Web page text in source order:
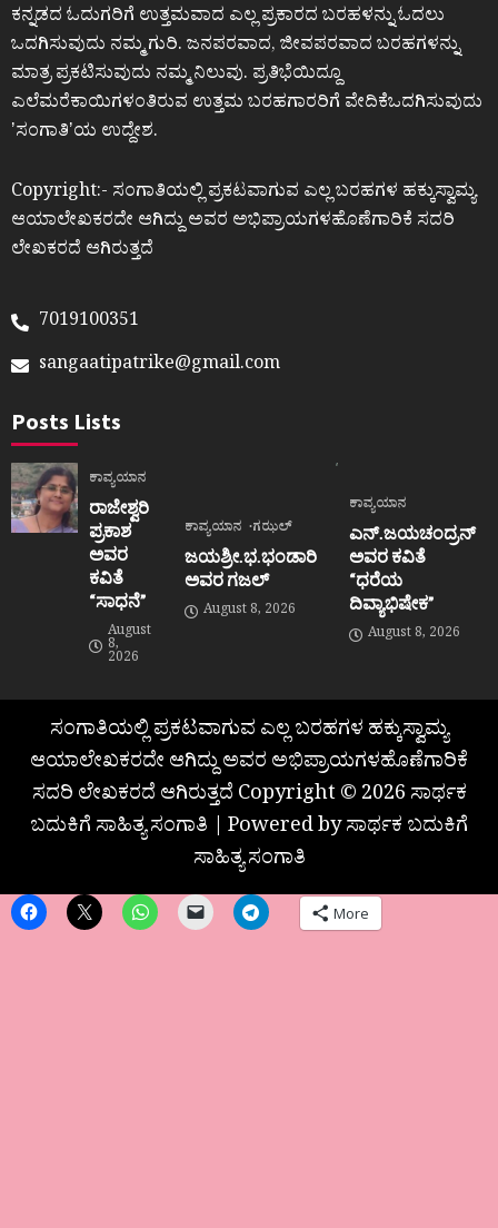
ಕನ್ನಡದ ಓದುಗರಿಗೆ ಉತ್ತಮವಾದ ಎಲ್ಲ ಪ್ರಕಾರದ ಬರಹಳನ್ನು ಓದಲು
ಒದಗಿಸುವುದು ನಮ್ಮ ಗುರಿ. ಜನಪರವಾದ, ಜೀವಪರವಾದ ಬರಹಗಳನ್ನು
ಮಾತ್ರ ಪ್ರಕಟಿಸುವುದು ನಮ್ಮ ನಿಲುವು. ಪ್ರತಿಭೆಯಿದ್ದೂ
ಎಲೆಮರೆಕಾಯಿಗಳಂತಿರುವ ಉತ್ತಮ ಬರಹಗಾರರಿಗೆ ವೇದಿಕೆಒದಗಿಸುವುದು
ʼಸಂಗಾತಿʼಯ ಉದ್ದೇಶ.
Copyright:- ಸಂಗಾತಿಯಲ್ಲಿ ಪ್ರಕಟವಾಗುವ ಎಲ್ಲ ಬರಹಗಳ ಹಕ್ಕುಸ್ವಾಮ್ಯ
ಆಯಾಲೇಖಕರದೇ ಆಗಿದ್ದು ಅವರ ಅಭಿಪ್ರಾಯಗಳಹೊಣೆಗಾರಿಕೆ ಸದರಿ
ಲೇಖಕರದೆ ಆಗಿರುತ್ತದೆ
7019100351
sangaatipatrike@gmail.com
Posts Lists
ಕಾವ್ಯಯಾನ
ರಾಜೇಶ್ವರಿ
ಪ್ರಕಾಶ
ಅವರ
ಕವಿತೆ
“ಸಾಧನೆ”
August
8,
2026
ಕಾವ್ಯಯಾನ ಗಝಲ್
ಜಯಶ್ರೀ.ಭ.ಭಂಡಾರಿ
ಅವರ ಗಜಲ್
August 8, 2026
ಕಾವ್ಯಯಾನ
ಎನ್.ಜಯಚಂದ್ರನ್
ಅವರ ಕವಿತೆ
“ಧರೆಯ
ದಿವ್ಯಾಭಿಷೇಕ”
August 8, 2026
ಸಂಗಾತಿಯಲ್ಲಿ ಪ್ರಕಟವಾಗುವ ಎಲ್ಲ ಬರಹಗಳ ಹಕ್ಕುಸ್ವಾಮ್ಯ
ಆಯಾಲೇಖಕರದೇ ಆಗಿದ್ದು ಅವರ ಅಭಿಪ್ರಾಯಗಳಹೊಣೆಗಾರಿಕೆ
ಸದರಿ ಲೇಖಕರದೆ ಆಗಿರುತ್ತದೆ Copyright © 2026 ಸಾರ್ಥಕ
ಬದುಕಿಗೆ ಸಾಹಿತ್ಯ ಸಂಗಾತಿ | Powered by ಸಾರ್ಥಕ ಬದುಕಿಗೆ
ಸಾಹಿತ್ಯ ಸಂಗಾತಿ
More